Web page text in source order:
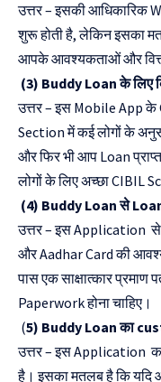
उत्तर – इसकी आधिकारिक
शुरू होती है, लेकिन इसका
आपके आवश्यकताओं और
(3) Buddy Loan के लिए
उत्तर – इस Mobile App
Section में कई लोगों के
और फिर भी आप Loan
लोगों के लिए अच्छा CIBIL
(4) Buddy Loan से
उत्तर – इस Application
और Aadhar Card की
पास एक साक्षात्कार
Paperwork होना चाहिए।
(5) Buddy Loan का
उत्तर – इस Application
है। इसका मतलब है कि यदि